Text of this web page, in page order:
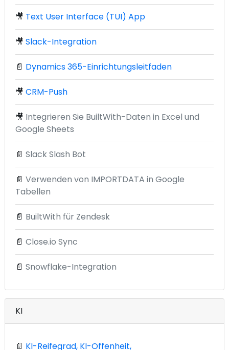
🎥 Text User Interface (TUI) App
🎥 Slack-Integration
📄 Dynamics 365-Einrichtungsleitfaden
🎥 CRM-Push
🎥 Integrieren Sie BuiltWith-Daten in Excel und
Google Sheets
📄 Slack Slash Bot
📄 Verwenden von IMPORTDATA in Google
Tabellen
📄 BuiltWith für Zendesk
📄 Close.io Sync
📄 Snowflake-Integration
KI
📄 KI-Reifegrad, KI-Offenheit,